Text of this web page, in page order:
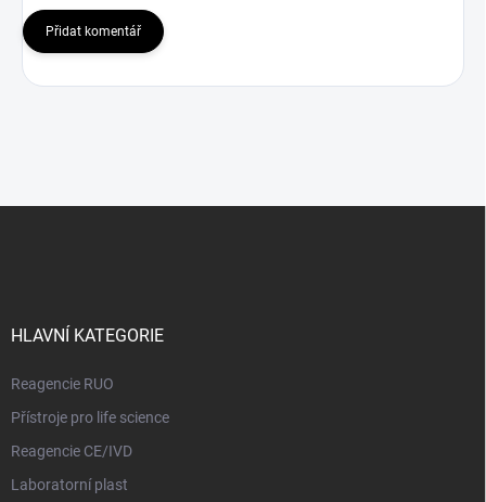
Přidat komentář
HLAVNÍ KATEGORIE
Reagencie RUO
Přístroje pro life science
Reagencie CE/IVD
Laboratorní plast